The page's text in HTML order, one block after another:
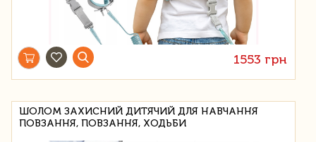
1553 грн
ШОЛОМ ЗАХИСНИЙ ДИТЯЧИЙ ДЛЯ НАВЧАННЯ
ПОВЗАННЯ, ПОВЗАННЯ, ХОДЬБИ